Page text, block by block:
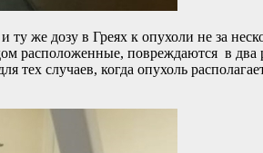
же дозу в Греях к опухоли не за
расположенные, повреждаются в
тех случаев, когда опухоль